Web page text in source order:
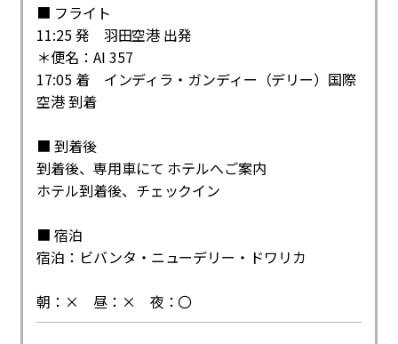
■ フライト
11:25 発 羽田空港 出発
＊便名：AI 357
17:05 着 インディラ・ガンディー（デリー）国際
空港 到着
■ 到着後
到着後、専用車にて ホテルへご案内
ホテル到着後、チェックイン
■ 宿泊
宿泊：ビバンタ・ニューデリー・ドワリカ
朝：× 昼：× 夜：〇